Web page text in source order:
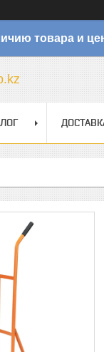
товара и